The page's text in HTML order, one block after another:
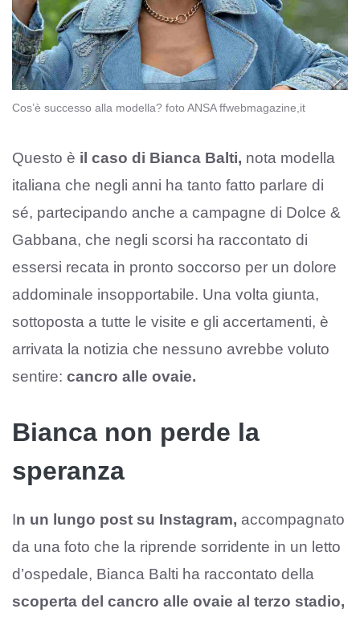
Cos’è successo alla modella? foto ANSA ffwebmagazine,it
Questo è il caso di Bianca Balti, nota modella
italiana che negli anni ha tanto fatto parlare di
sé, partecipando anche a campagne di Dolce &
Gabbana, che negli scorsi ha raccontato di
essersi recata in pronto soccorso per un dolore
addominale insopportabile. Una volta giunta,
sottoposta a tutte le visite e gli accertamenti, è
arrivata la notizia che nessuno avrebbe voluto
sentire: cancro alle ovaie.
Bianca non perde la
speranza
In un lungo post su Instagram, accompagnato
da una foto che la riprende sorridente in un letto
d’ospedale, Bianca Balti ha raccontato della
scoperta del cancro alle ovaie al terzo stadio,